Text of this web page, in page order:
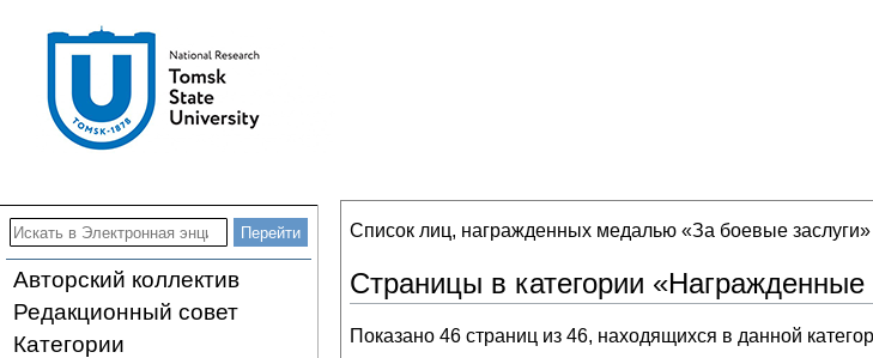
Авторский коллектив
Редакционный совет
Категории
Список лиц, награжденных медалью «За боевые заслуги»
Страницы в категории
Показано 46 страниц из 46, находящихся в данной